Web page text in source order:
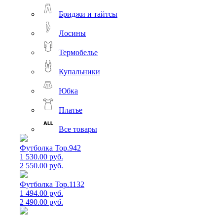
Бриджи и тайтсы
Лосины
Термобелье
Купальники
Юбка
Платье
Все товары
Футболка Top.942
1 530.00 руб.
2 550.00 руб.
Футболка Top.1132
1 494.00 руб.
2 490.00 руб.